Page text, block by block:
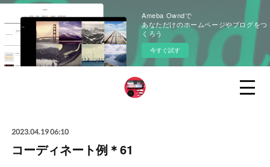
Ameba Owndで
あなただけのホームページやブログをつ
くろう
今すぐ試す
2023.04.19 06:10
コーディネート例＊61